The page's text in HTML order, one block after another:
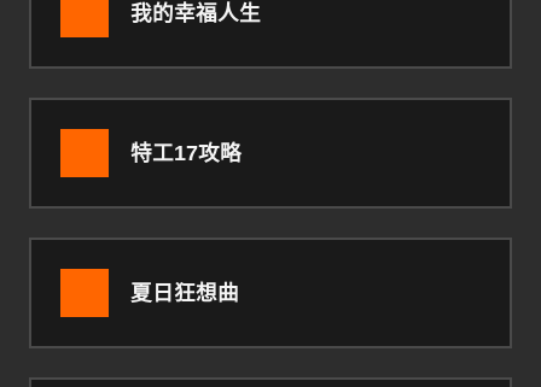
我的幸福人生
特工17攻略
夏日狂想曲